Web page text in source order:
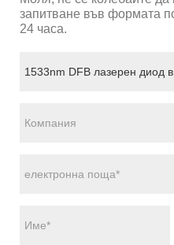
запитване във формата
24 часа.